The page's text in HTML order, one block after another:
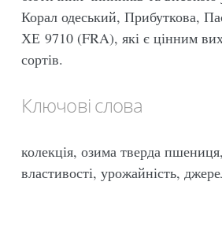
Корал одеський, Прибуткова,
ХЕ 9710 (FRA), які є цінним
сортів.
Ключові слова
колекція, озима тверда
властивості, урожайність,